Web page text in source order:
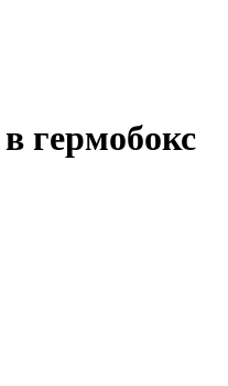
гермобокс